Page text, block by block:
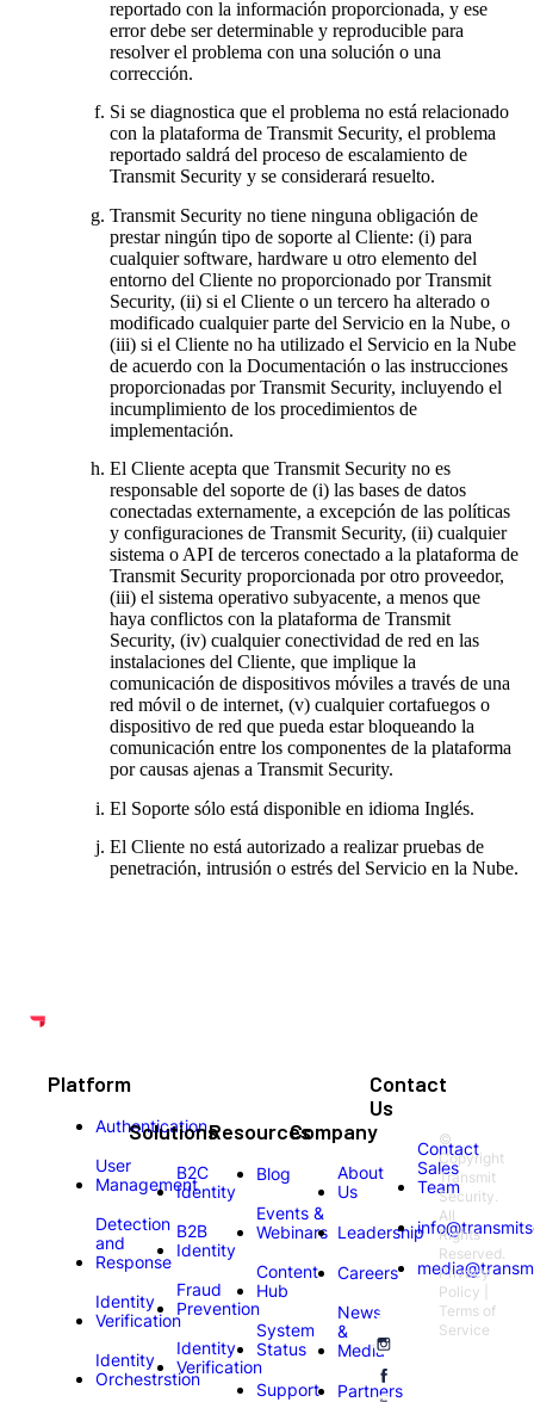
reportado con la información proporcionada, y ese
error debe ser determinable y reproducible para
resolver el problema con una solución o una
corrección.
Si se diagnostica que el problema no está relacionado
con la plataforma de Transmit Security, el problema
reportado saldrá del proceso de escalamiento de
Transmit Security y se considerará resuelto.
Transmit Security no tiene ninguna obligación de
prestar ningún tipo de soporte al Cliente: (i) para
cualquier software, hardware u otro elemento del
entorno del Cliente no proporcionado por Transmit
Security, (ii) si el Cliente o un tercero ha alterado o
modificado cualquier parte del Servicio en la Nube, o
(iii) si el Cliente no ha utilizado el Servicio en la Nube
de acuerdo con la Documentación o las instrucciones
proporcionadas por Transmit Security, incluyendo el
incumplimiento de los procedimientos de
implementación.
El Cliente acepta que Transmit Security no es
responsable del soporte de (i) las bases de datos
conectadas externamente, a excepción de las políticas
y configuraciones de Transmit Security, (ii) cualquier
sistema o API de terceros conectado a la plataforma de
Transmit Security proporcionada por otro proveedor,
(iii) el sistema operativo subyacente, a menos que
haya conflictos con la plataforma de Transmit
Security, (iv) cualquier conectividad de red en las
instalaciones del Cliente, que implique la
comunicación de dispositivos móviles a través de una
red móvil o de internet, (v) cualquier cortafuegos o
dispositivo de red que pueda estar bloqueando la
comunicación entre los componentes de la plataforma
por causas ajenas a Transmit Security.
El Soporte sólo está disponible en idioma Inglés.
El Cliente no está autorizado a realizar pruebas de
penetración, intrusión o estrés del Servicio en la Nube.
Platform
Authentication
User
Management
Detection
and
Response
Identity
Verification
Identity
Orchestrstion
Solutions
B2C
Identity
B2B
Identity
Fraud
Prevention
Identity
Verification
Resources
Blog
Events &
Webinars
Content
Hub
System
Status
Support
Company
About
Us
Leadership
Careers
News
&
Media
Partners
Contact
Us
Contact
Sales
Team
©
Copyright
Transmit
Security.
All
Rights
Reserved.
Privacy
Policy |
Terms of
Service